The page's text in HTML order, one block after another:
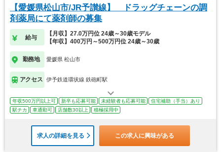
【愛媛県松山市/JR予讃線】 ドラッグチェーンの調
剤薬局にて薬剤師の募集
給与
【月収】27.0万円位 24歳～30歳モデル
【年収】400万円～500万円位 24歳～30歳
勤務地 愛媛県 松山市
アクセス 伊予鉄道環状線 鉄砲町駅
年収500万円以上可 新卒も応募可能 未経験者も応募可能
住宅補助（手当）あり
駅チカ
車通勤可 店舗数30以上 積極採用中
求人の詳細を見る この求人に興味がある